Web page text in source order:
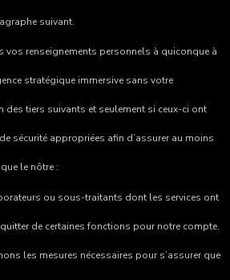
suivant.
renseignements personnels à quiconque à
stratégique immersive sans votre
des tiers suivants et seulement si ceux-ci ont
sécurité appropriées afin d’assurer au moins
le nôtre :
ou sous-traitants dont les services ont
de certaines fonctions pour notre compte.
les mesures nécessaires pour s’assurer que